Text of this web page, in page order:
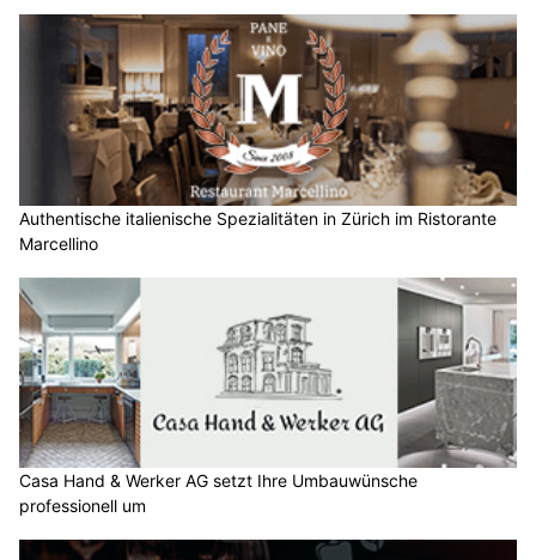
Authentische italienische Spezialitäten in Zürich im Ristorante
Marcellino
Casa Hand & Werker AG setzt Ihre Umbauwünsche
professionell um